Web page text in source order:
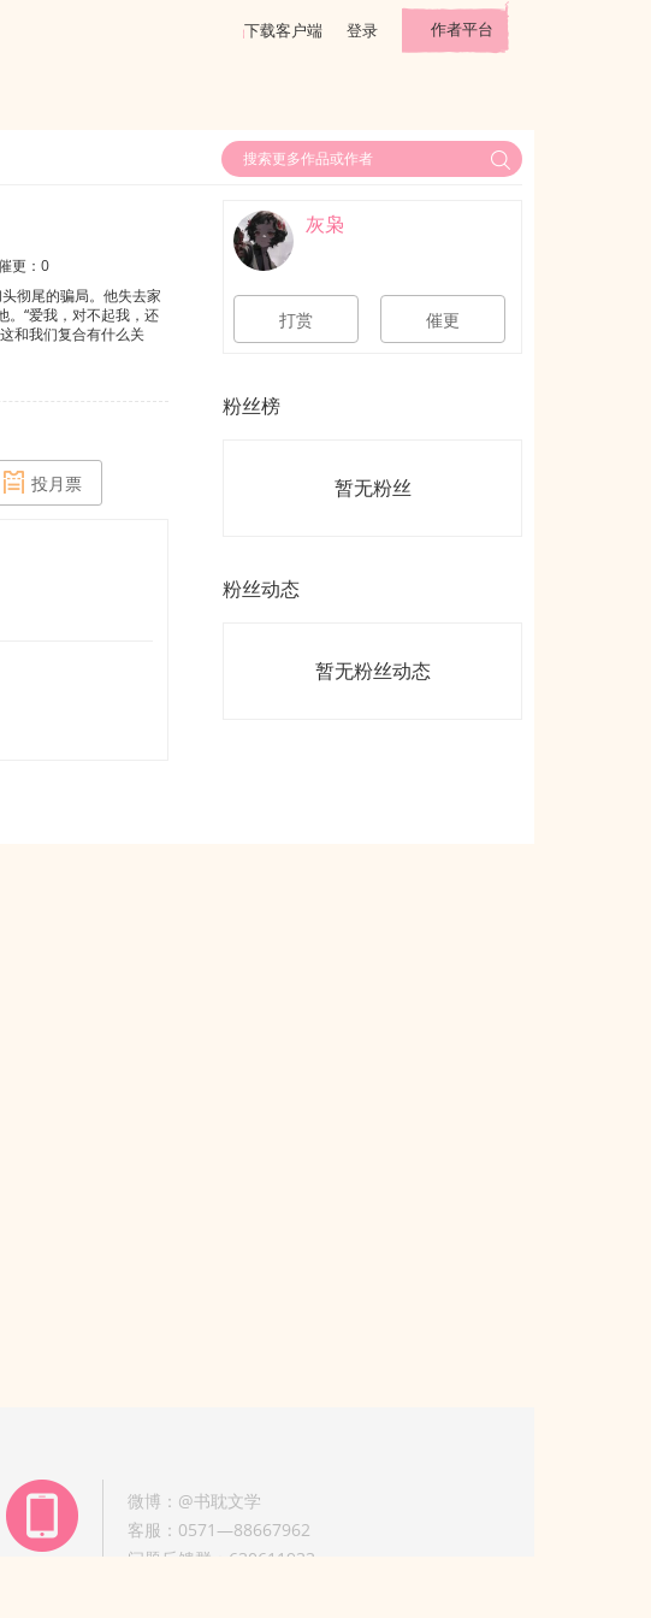
下载客户端 登录 作者平台
更：0
彻尾的骗局。他失去家
。“爱我，对不起我，还
和我们复合有什么关
投月票
灰枭
打赏 催更
粉丝榜
暂无粉丝
粉丝动态
暂无粉丝动态
微博：@书耽文学
客服：0571—88667962
问题反馈群：630611933